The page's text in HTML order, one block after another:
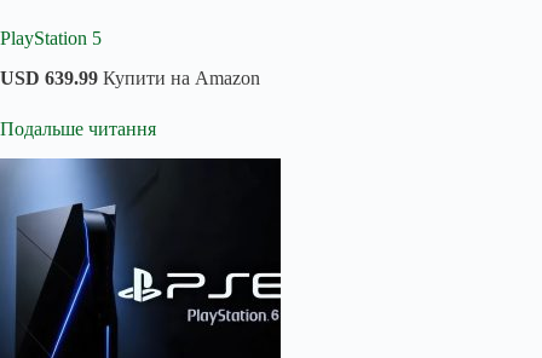
PlayStation 5
USD 639.99 Купити на Amazon
Подальше читання